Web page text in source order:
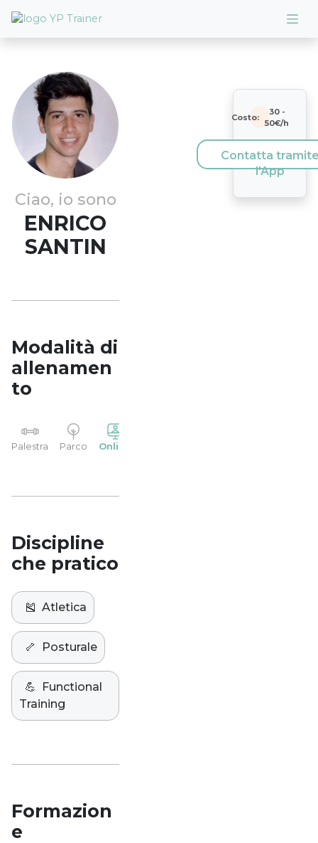
Ciao, io sono
ENRICO
SANTIN
Modalità di
allenamen
to
Palestra Parco Online
Discipline
che pratico
🎽 Atletica
🦴 Posturale
💪
Functional
Training
Formazion
e
Costo:
30-
50€/h
Contatta
l'App